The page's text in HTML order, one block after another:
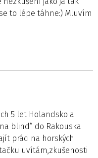
to lépe táhne:) Mluvím
5 let Holandsko a
blind“ do Rakouska
práci na horských
uvítám,zkušenosti